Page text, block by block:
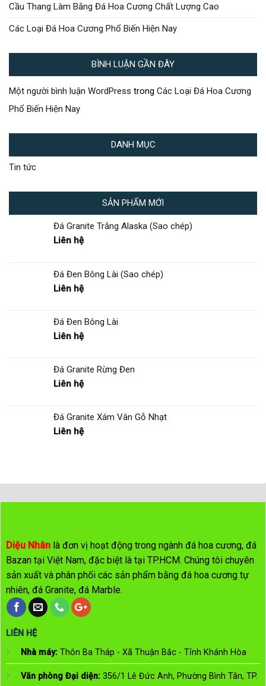
Cầu Thang Làm Bằng Đá Hoa Cương Chất Lượng Cao
Các Loại Đá Hoa Cương Phổ Biến Hiện Nay
BÌNH LUẬN GẦN ĐÂY
Một người bình luận WordPress trong Các Loại Đá Hoa Cương
Phổ Biến Hiện Nay
DANH MỤC
Tin tức
SẢN PHẨM MỚI
Đá Granite Trắng Alaska (Sao chép)
Liên hệ
Đá Đen Bông Lài (Sao chép)
Liên hệ
Đá Đen Bông Lài
Liên hệ
Đá Granite Rừng Đen
Liên hệ
Đá Granite Xám Vân Gỗ Nhạt
Liên hệ
Diệu Nhânlà đơn vị hoạt động trong ngành đá hoa cương, đá
Bazan tại Việt Nam, đặc biệt là tại TP.HCM. Chúng tôi chuyên
sản xuất và phân phối các sản phẩm bằng đá hoa cương tự
nhiên, đá Granite, đá Marble.
LIÊN HỆ
Nhà máy:Thôn Ba Tháp - Xã Thuận Bắc - Tỉnh Khánh Hòa
Văn phòng Đại diện:356/1 Lê Đức Anh, Phường Bình Tân, TP.